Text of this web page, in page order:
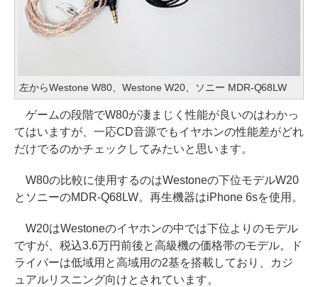
左からWestone W80、Westone W20、ソニー MDR-Q68LW
ゲームの段階でW80が凄まじく性能が良いのはわかっ
てはいますが、一応CD音源でもイヤホンの性能差がどれ
だけでるのかチェックしてみたいと思います。
W80の比較に使用するのはWestoneの下位モデルW20
とソニーのMDR-Q68LW。再生機器はiPhone 6sを使用。
W20はWestoneのイヤホンの中では下位よりのモデル
ですが、税込3.6万円前後と高級機の価格帯のモデル。ド
ライバーは低域用と高域用の2基を搭載しており、カジ
ュアルリスニング向けとされています。